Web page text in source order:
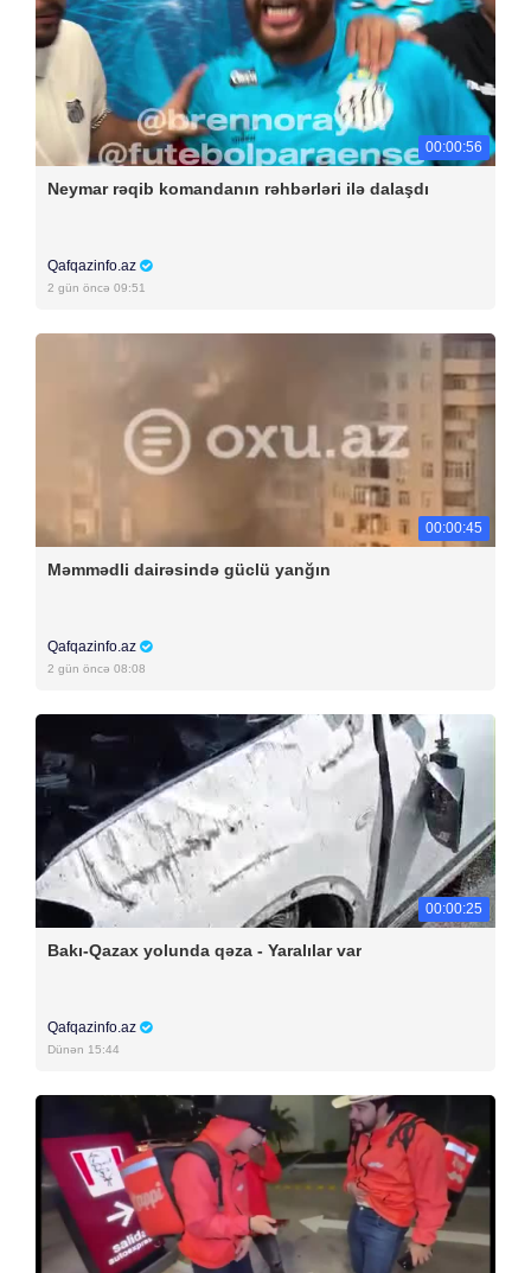
00:00:56
Neymar rəqib komandanın rəhbərləri ilə dalaşdı
Qafqazinfo.az
2 gün öncə 09:51
00:00:45
Məmmədli dairəsində güclü yanğın
Qafqazinfo.az
2 gün öncə 08:08
00:00:25
Bakı-Qazax yolunda qəza - Yaralılar var
Qafqazinfo.az
Dünən 15:44